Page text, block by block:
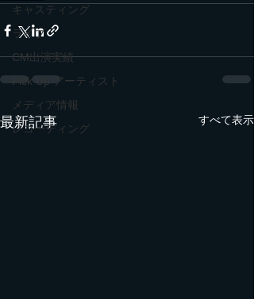
キャスティング
ライブ
CM出演実績
Pick Up アーティスト
メディア情報
レコーディング
最新記事 すべて表示